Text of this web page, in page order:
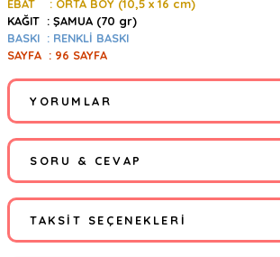
EBAT : ORTA BOY (10,5 x 16 cm)
KAĞIT : ŞAMUA (70 gr)
BASKI : RENKLİ BASKI
SAYFA : 96 SAYFA
YORUMLAR
Bu ürüne ilk yorumu siz
Yorum Yaz
SORU & CEVAP
Ürün hakkında henüz soru
TAKSIT SEÇENEKLERI